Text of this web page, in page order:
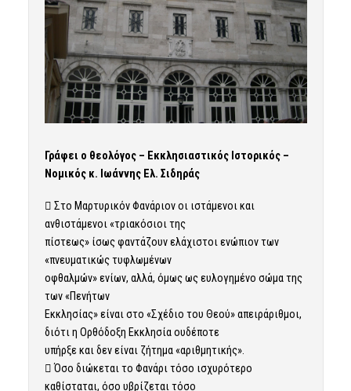
Γράφει ο θεολόγος – Εκκλησιαστικός Ιστορικός –
Νομικός κ. Ιωάννης Ελ. Σιδηράς
 Στο Μαρτυρικόν Φανάριον οι ιστάμενοι και
ανθιστάμενοι «τριακόσιοι της
πίστεως» ίσως φαντάζουν ελάχιστοι ενώπιον των
«πνευματικώς τυφλωμένων
οφθαλμών» ενίων, αλλά, όμως ως ευλογημένο σώμα της
των «Πενήτων
Εκκλησίας» είναι στο «Σχέδιο του Θεού» απειράριθμοι,
διότι η Ορθόδοξη Εκκλησία ουδέποτε
υπήρξε και δεν είναι ζήτημα «αριθμητικής».
 Όσο διώκεται το Φανάρι τόσο ισχυρότερο
καθίσταται, όσο υβρίζεται τόσο